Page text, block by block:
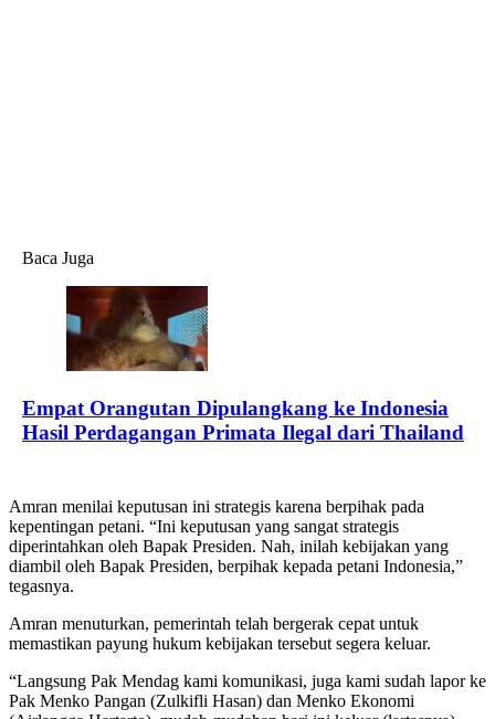
Baca Juga
Empat Orangutan Dipulangkang ke Indonesia
Hasil Perdagangan Primata Ilegal dari Thailand
Amran menilai keputusan ini strategis karena berpihak pada
kepentingan petani. “Ini keputusan yang sangat strategis
diperintahkan oleh Bapak Presiden. Nah, inilah kebijakan yang
diambil oleh Bapak Presiden, berpihak kepada petani Indonesia,”
tegasnya.
Amran menuturkan, pemerintah telah bergerak cepat untuk
memastikan payung hukum kebijakan tersebut segera keluar.
“Langsung Pak Mendag kami komunikasi, juga kami sudah lapor ke
Pak Menko Pangan (Zulkifli Hasan) dan Menko Ekonomi